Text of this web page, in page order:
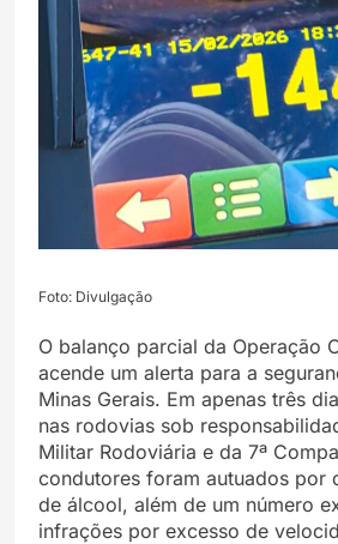
Foto: Divulgação
O balanço parcial da Operação
acende um alerta para a
Minas Gerais. Em apenas três
nas rodovias sob
Militar Rodoviária e da 7ª
condutores foram autuados por
de álcool, além de um número
infrações por excesso de